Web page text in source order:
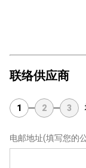
联络供应商
1 2 3
电邮地址(填写您的